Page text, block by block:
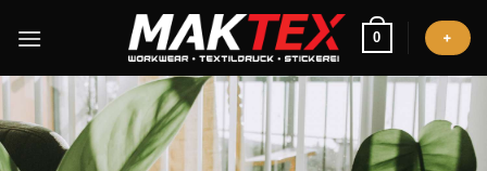
Inhalt
0 +